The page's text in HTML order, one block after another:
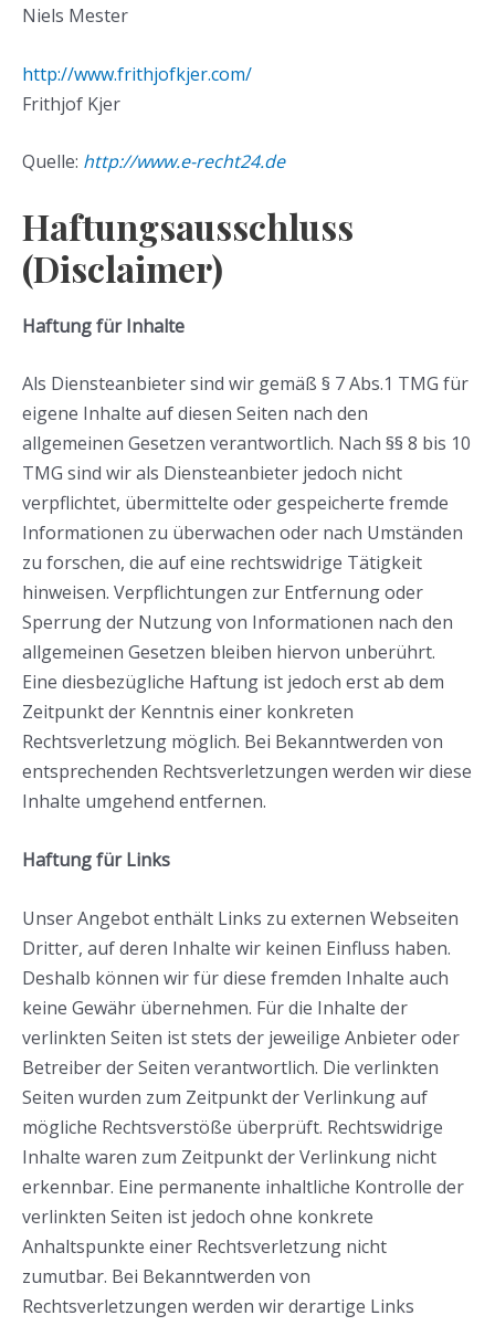
Niels Mester
http://www.frithjofkjer.com/
Frithjof Kjer
Quelle: http://www.e-recht24.de
Haftungsausschluss
(Disclaimer)
Haftung für Inhalte
Als Diensteanbieter sind wir gemäß § 7 Abs.1 TMG für
eigene Inhalte auf diesen Seiten nach den
allgemeinen Gesetzen verantwortlich. Nach §§ 8 bis 10
TMG sind wir als Diensteanbieter jedoch nicht
verpflichtet, übermittelte oder gespeicherte fremde
Informationen zu überwachen oder nach Umständen
zu forschen, die auf eine rechtswidrige Tätigkeit
hinweisen. Verpflichtungen zur Entfernung oder
Sperrung der Nutzung von Informationen nach den
allgemeinen Gesetzen bleiben hiervon unberührt.
Eine diesbezügliche Haftung ist jedoch erst ab dem
Zeitpunkt der Kenntnis einer konkreten
Rechtsverletzung möglich. Bei Bekanntwerden von
entsprechenden Rechtsverletzungen werden wir diese
Inhalte umgehend entfernen.
Haftung für Links
Unser Angebot enthält Links zu externen Webseiten
Dritter, auf deren Inhalte wir keinen Einfluss haben.
Deshalb können wir für diese fremden Inhalte auch
keine Gewähr übernehmen. Für die Inhalte der
verlinkten Seiten ist stets der jeweilige Anbieter oder
Betreiber der Seiten verantwortlich. Die verlinkten
Seiten wurden zum Zeitpunkt der Verlinkung auf
mögliche Rechtsverstöße überprüft. Rechtswidrige
Inhalte waren zum Zeitpunkt der Verlinkung nicht
erkennbar. Eine permanente inhaltliche Kontrolle der
verlinkten Seiten ist jedoch ohne konkrete
Anhaltspunkte einer Rechtsverletzung nicht
zumutbar. Bei Bekanntwerden von
Rechtsverletzungen werden wir derartige Links